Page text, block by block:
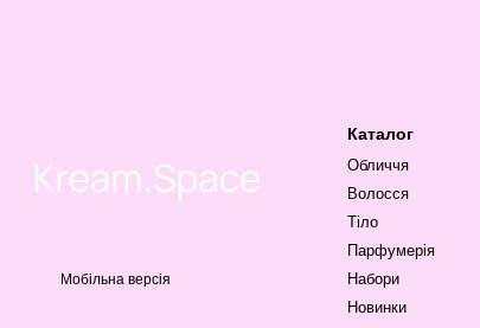
Мобільна версія
Каталог
Обличчя
Волосся
Тіло
Парфумерія
Набори
Новинки